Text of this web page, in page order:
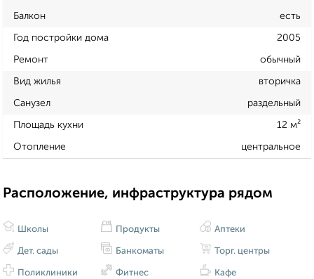
Балкон есть
Год постройки дома 2005
Ремонт обычный
Вид жилья вторичка
Санузел раздельный
Площадь кухни 12 м²
Отопление центральное
Расположение, инфраструктура рядом
Школы
Дет. сады
Поликлиники
Продукты
Банкоматы
Фитнес
Аптеки
Торг. центры
Кафе